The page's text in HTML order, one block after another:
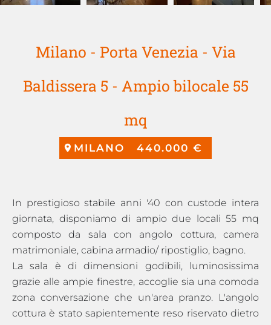
Milano - Porta Venezia - Via
Baldissera 5 - Ampio bilocale 55
mq
MILANO 440.000 €
In prestigioso stabile anni '40 con custode intera
giornata, disponiamo di ampio due locali 55 mq
composto da sala con angolo cottura, camera
matrimoniale, cabina armadio/ ripostiglio, bagno.
La sala è di dimensioni godibili, luminosissima
grazie alle ampie finestre, accoglie sia una comoda
zona conversazione che un'area pranzo. L'angolo
cottura è stato sapientemente reso riservato dietro